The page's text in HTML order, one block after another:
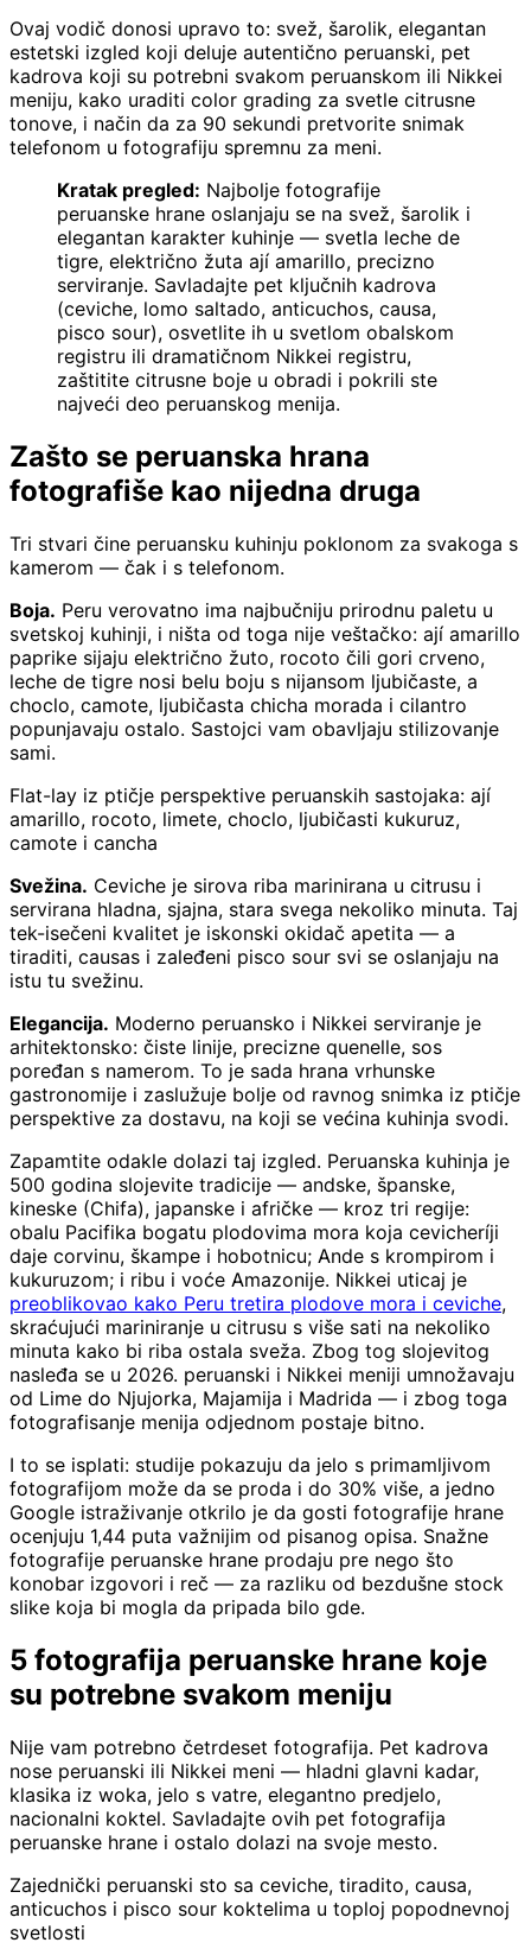
Ovaj vodič donosi upravo to: svež, šarolik, elegantan
estetski izgled koji deluje autentično peruanski, pet
kadrova koji su potrebni svakom peruanskom ili Nikkei
meniju, kako uraditi color grading za svetle citrusne
tonove, i način da za 90 sekundi pretvorite snimak
telefonom u fotografiju spremnu za meni.
Kratak pregled: Najbolje fotografije
peruanske hrane oslanjaju se na svež, šarolik i
elegantan karakter kuhinje — svetla leche de
tigre, električno žuta ají amarillo, precizno
serviranje. Savladajte pet ključnih kadrova
(ceviche, lomo saltado, anticuchos, causa,
pisco sour), osvetlite ih u svetlom obalskom
registru ili dramatičnom Nikkei registru,
zaštitite citrusne boje u obradi i pokrili ste
najveći deo peruanskog menija.
Zašto se peruanska hrana
fotografiše kao nijedna druga
Tri stvari čine peruansku kuhinju poklonom za svakoga s
kamerom — čak i s telefonom.
Boja. Peru verovatno ima najbučniju prirodnu paletu u
svetskoj kuhinji, i ništa od toga nije veštačko: ají amarillo
paprike sijaju električno žuto, rocoto čili gori crveno,
leche de tigre nosi belu boju s nijansom ljubičaste, a
choclo, camote, ljubičasta chicha morada i cilantro
popunjavaju ostalo. Sastojci vam obavljaju stilizovanje
sami.
Flat-lay iz ptičje perspektive peruanskih sastojaka: ají
amarillo, rocoto, limete, choclo, ljubičasti kukuruz,
camote i cancha
Svežina. Ceviche je sirova riba marinirana u citrusu i
servirana hladna, sjajna, stara svega nekoliko minuta. Taj
tek-isečeni kvalitet je iskonski okidač apetita — a
tiraditi, causas i zaleđeni pisco sour svi se oslanjaju na
istu tu svežinu.
Elegancija. Moderno peruansko i Nikkei serviranje je
arhitektonsko: čiste linije, precizne quenelle, sos
poređan s namerom. To je sada hrana vrhunske
gastronomije i zaslužuje bolje od ravnog snimka iz ptičje
perspektive za dostavu, na koji se većina kuhinja svodi.
Zapamtite odakle dolazi taj izgled. Peruanska kuhinja je
500 godina slojevite tradicije — andske, španske,
kineske (Chifa), japanske i afričke — kroz tri regije:
obalu Pacifika bogatu plodovima mora koja cevicheríji
daje corvinu, škampe i hobotnicu; Ande s krompirom i
kukuruzom; i ribu i voće Amazonije. Nikkei uticaj je
preoblikovao kako Peru tretira plodove mora i ceviche,
skraćujući mariniranje u citrusu s više sati na nekoliko
minuta kako bi riba ostala sveža. Zbog tog slojevitog
nasleđa se u 2026. peruanski i Nikkei meniji umnožavaju
od Lime do Njujorka, Majamija i Madrida — i zbog toga
fotografisanje menija odjednom postaje bitno.
I to se isplati: studije pokazuju da jelo s primamljivom
fotografijom može da se proda i do 30% više, a jedno
Google istraživanje otkrilo je da gosti fotografije hrane
ocenjuju 1,44 puta važnijim od pisanog opisa. Snažne
fotografije peruanske hrane prodaju pre nego što
konobar izgovori i reč — za razliku od bezdušne stock
slike koja bi mogla da pripada bilo gde.
5 fotografija peruanske hrane koje
su potrebne svakom meniju
Nije vam potrebno četrdeset fotografija. Pet kadrova
nose peruanski ili Nikkei meni — hladni glavni kadar,
klasika iz woka, jelo s vatre, elegantno predjelo,
nacionalni koktel. Savladajte ovih pet fotografija
peruanske hrane i ostalo dolazi na svoje mesto.
Zajednički peruanski sto sa ceviche, tiradito, causa,
anticuchos i pisco sour koktelima u toploj popodnevnoj
svetlosti